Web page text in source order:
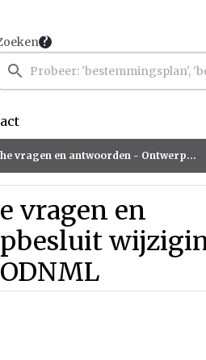
- Ontwerpbesluit wijziging GR en Bedrijfsplan robuuste ODNML
vragen en